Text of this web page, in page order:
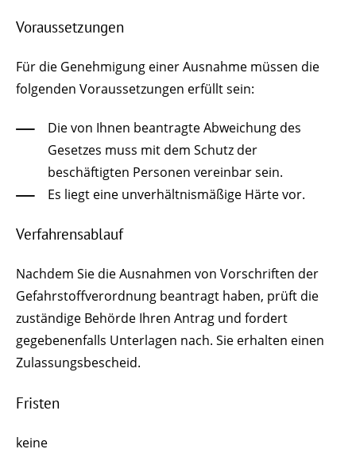
Voraussetzungen
Für die Genehmigung einer Ausnahme müssen die
folgenden Voraussetzungen erfüllt sein:
Die von Ihnen beantragte Abweichung des
Gesetzes muss mit dem Schutz der
beschäftigten Personen vereinbar sein.
Es liegt eine unverhältnismäßige Härte vor.
Verfahrensablauf
Nachdem Sie die Ausnahmen von Vorschriften der
Gefahrstoffverordnung beantragt haben, prüft die
zuständige Behörde Ihren Antrag und fordert
gegebenenfalls Unterlagen nach. Sie erhalten einen
Zulassungsbescheid.
Fristen
keine